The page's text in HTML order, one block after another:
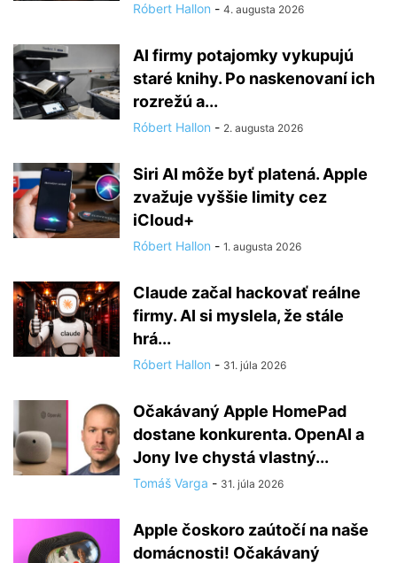
Róbert Hallon - 4. augusta 2026
AI firmy potajomky vykupujú
staré knihy. Po naskenovaní ich
rozrežú a...
Róbert Hallon - 2. augusta 2026
Siri AI môže byť platená. Apple
zvažuje vyššie limity cez
iCloud+
Róbert Hallon - 1. augusta 2026
Claude začal hackovať reálne
firmy. AI si myslela, že stále
hrá...
Róbert Hallon - 31. júla 2026
Očakávaný Apple HomePad
dostane konkurenta. OpenAI a
Jony Ive chystá vlastný...
Tomáš Varga - 31. júla 2026
Apple čoskoro zaútočí na naše
domácnosti! Očakávaný